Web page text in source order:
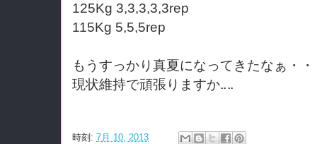
125Kg 3,3,3,3,3rep
115Kg 5,5,5rep
もうすっかり真夏になってきたなぁ・・
現状維持で頑張りますか‥‥
時刻: 7月 10, 2013